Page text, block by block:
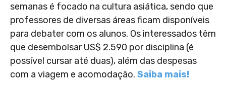
semanas é focado na cultura asiática, sendo que
professores de diversas áreas ficam disponíveis
para debater com os alunos. Os interessados têm
que desembolsar US$ 2.590 por disciplina (é
possível cursar até duas), além das despesas
com a viagem e acomodação. Saiba mais!